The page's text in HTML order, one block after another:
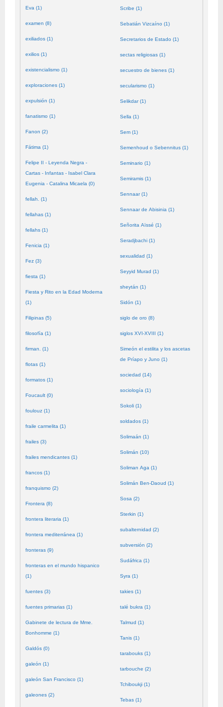
Eva (1)
examen (8)
exiliados (1)
exilios (1)
existencialismo (1)
exploraciones (1)
expulsión (1)
fanatismo (1)
Fanon (2)
Fátima (1)
Felipe II - Leyenda Negra -
Cartas - Infantas - Isabel Clara
Eugenia - Catalina Micaela (0)
fellah. (1)
fellahas (1)
fellahs (1)
Fenicia (1)
Fez (3)
fiesta (1)
Fiesta y Rito en la Edad Moderna
(1)
Filipinas (5)
filosofía (1)
firman. (1)
flotas (1)
formatos (1)
Foucault (0)
foulouz (1)
fraile carmelita (1)
frailes (3)
frailes mendicantes (1)
francos (1)
franquismo (2)
Frontera (8)
frontera literaria (1)
frontera mediterránea (1)
fronteras (9)
fronteras en el mundo hispanico
(1)
fuentes (3)
fuentes primarias (1)
Gabinete de lectura de Mme.
Bonhomme (1)
Galdós (0)
galeón (1)
galeón San Francisco (1)
galeones (2)
Scribe (1)
Sebatián Vizcaíno (1)
Secretarios de Estado (1)
sectas religiosas (1)
secuestro de bienes (1)
secularismo (1)
Selikdar (1)
Sella (1)
Sem (1)
Semenhoud o Sebennitus (1)
Seminario (1)
Semiramis (1)
Sennaar (1)
Sennaar de Abisinia (1)
Señorita Aïssé (1)
Seradjbachi (1)
sexualidad (1)
Seyyid Murad (1)
sheytán (1)
Sidón (1)
siglo de oro (8)
siglos XVI-XVIII (1)
Simeón el estilita y los ascetas
de Príapo y Juno (1)
sociedad (14)
sociología (1)
Sokoli (1)
soldados (1)
Solimaán (1)
Solimán (10)
Soliman Aga (1)
Solimán Ben-Daoud (1)
Sosa (2)
Sterkin (1)
subalternidad (2)
subversión (2)
Sudáfrica (1)
Syra (1)
takies (1)
talé bukra (1)
Talmud (1)
Tanis (1)
tarabouks (1)
tarbouche (2)
Tchiboukji (1)
Tebas (1)